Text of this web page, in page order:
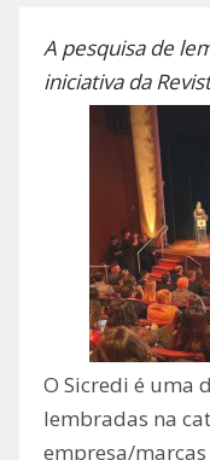
A pesquisa de
iniciativa da
O Sicredi é uma
lembradas na
empresa/marcas